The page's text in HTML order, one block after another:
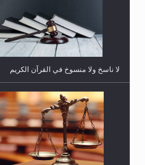
فتوى أمير المؤمنين الميرزا مسرور أحمد
أطفال الأنابيب وتحديد جنس المولود..
المفهوم الحقيقي للجهاد الإسلامي..